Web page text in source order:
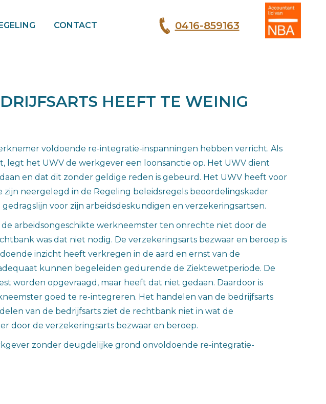
CONTACT 0416-859163
HEEFT TE WEINIG
voldoende re-integratie-inspanningen hebben verricht. Als
het UWV de werkgever een loonsanctie op. Het UWV dient
en dat dit zonder geldige reden is gebeurd. Het UWV heeft voor
neergelegd in de Regeling beleidsregels beoordelingskader
voor zijn arbeidsdeskundigen en verzekeringsartsen.
arbeidsongeschikte werkneemster ten onrechte niet door de
was dat niet nodig. De verzekeringsarts bezwaar en beroep is
inzicht heeft verkregen in de aard en ernst van de
kunnen begeleiden gedurende de Ziektewetperiode. De
worden opgevraagd, maar heeft dat niet gedaan. Daardoor is
goed te re-integreren. Het handelen van de bedrijfsarts
van de bedrijfsarts ziet de rechtbank niet in wat de
door de verzekeringsarts bezwaar en beroep.
zonder deugdelijke grond onvoldoende re-integratie-